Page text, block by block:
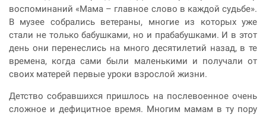
воспоминаний «Мама – главное слово в каждой судьбе».
В музее собрались ветераны, многие из которых уже
стали не только бабушками, но и прабабушками. И в этот
день они перенеслись на много десятилетий назад, в те
времена, когда сами были маленькими и получали от
своих матерей первые уроки взрослой жизни.
Детство собравшихся пришлось на послевоенное очень
сложное и дефицитное время. Многим мамам в ту пору